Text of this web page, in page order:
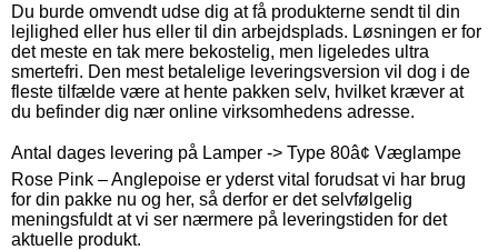
Du burde omvendt udse dig at få produkterne sendt til din
lejlighed eller hus eller til din arbejdsplads. Løsningen er for
det meste en tak mere bekostelig, men ligeledes ultra
smertefri. Den mest betalelige leveringsversion vil dog i de
fleste tilfælde være at hente pakken selv, hvilket kræver at
du befinder dig nær online virksomhedens adresse.
Antal dages levering på Lamper -> Type 80â¢ Væglampe
Rose Pink – Anglepoise er yderst vital forudsat vi har brug
for din pakke nu og her, så derfor er det selvfølgelig
meningsfuldt at vi ser nærmere på leveringstiden for det
aktuelle produkt.